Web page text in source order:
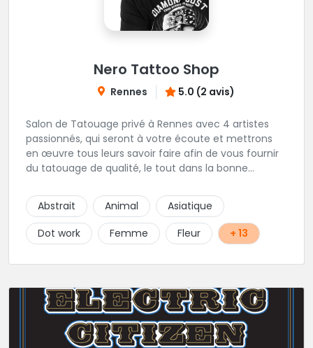
Nero Tattoo Shop
Rennes 5.0 (2 avis)
Salon de Tatouage privé à Rennes avec 4 artistes
passionnés, qui seront à votre écoute et mettrons
en œuvre tous leurs savoir faire afin de vous fournir
du tatouage de qualité, le tout dans la bonne
Abstrait
Animal
Asiatique
Dot work
Femme Fleur + 13